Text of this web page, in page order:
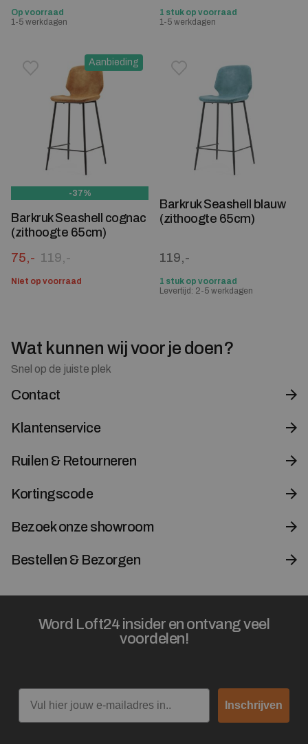
Op voorraad
1-5 werkdagen
1 stuk op voorraad
1-5 werkdagen
Aanbieding
Toevoegen aan verlanglijstje
Verwijderen van verlanglijst
-37%
Barkruk Seashell cognac
(zithoogte 65cm)
119,-
Oorspronkelijke prijs was: 119,-.
75,-
Huidige prijs is: 75,-.
Niet op voorraad
Toevoegen aan
Verwijderen van verlanglijst
Barkruk Seashell blauw
(zithoogte 65cm)
119,-
1 stuk op voorraad
Levertijd: 2-5 werkdagen
Wat kunnen wij voor je doen?
Snel op de juiste plek
Contact
Klantenservice
Ruilen & Retourneren
Kortingscode
Bezoek onze showroom
Bestellen & Bezorgen
Word Loft24 insider en ontvang veel
voordelen!
Email
Inschrijven